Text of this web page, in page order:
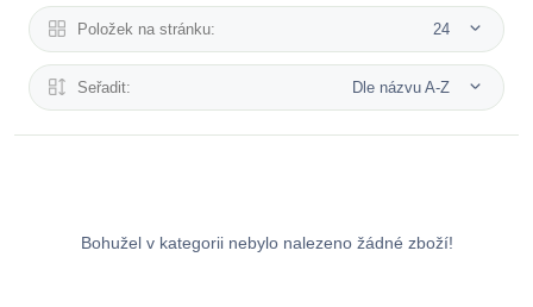
Položek na stránku: 24
Seřadit: Dle názvu A-Z
Bohužel v kategorii nebylo nalezeno žádné zboží!